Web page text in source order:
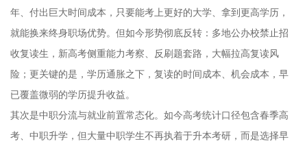
年、付出巨大时间成本，只要能考上更好的大学、拿到更高学历，
就能换来终身职场优势。但如今形势彻底反转：多地公办校禁止招
收复读生，新高考侧重能力考察、反刷题套路，大幅拉高复读风
险；更关键的是，学历通胀之下，复读的时间成本、机会成本，早
已覆盖微弱的学历提升收益。
其次是中职分流与就业前置常态化。如今高考统计口径包含春季高
考、中职升学，但大量中职学生不再执着于升本考研，而是选择早